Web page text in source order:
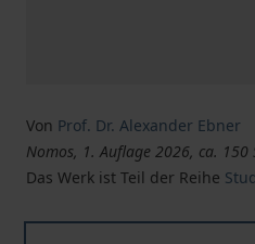
Von Prof. Dr. Alexander Ebner
Nomos, 1. Auflage 2026, ca. 150
Das Werk ist Teil der Reihe